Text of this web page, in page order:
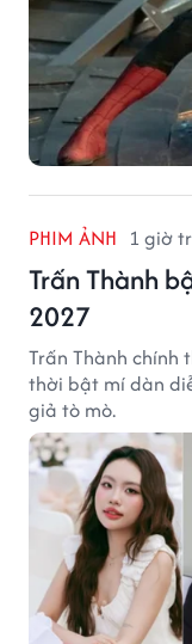
PHIM ẢNH 1 giờ
Trấn Thành
2027
Trấn Thành chính
thời bật mí dàn
giả tò mò.